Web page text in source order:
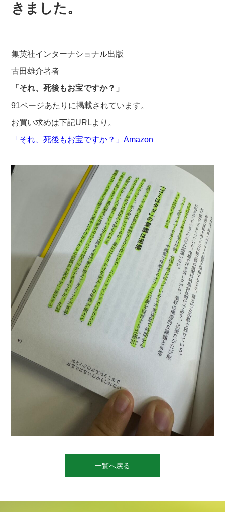
きました。
集英社インターナショナル出版
古田雄介著者
「それ、死後もお宝ですか？」
91ページあたりに掲載されています。
お買い求めは下記URLより。
「それ、死後もお宝ですか？」Amazon
一覧へ戻る